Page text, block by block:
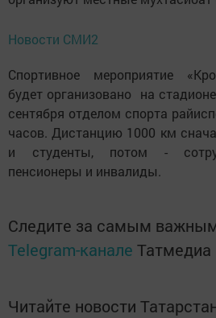
Новости СМИ2
Спортивное мероприятие
будет организовано на
сентября отделом спорта
часов. Дистанцию 1000 км
и студенты, потом -
пенсионеры и инвалиды.
Следите за самым
Telegram-канале Татмедиа
Читайте новости